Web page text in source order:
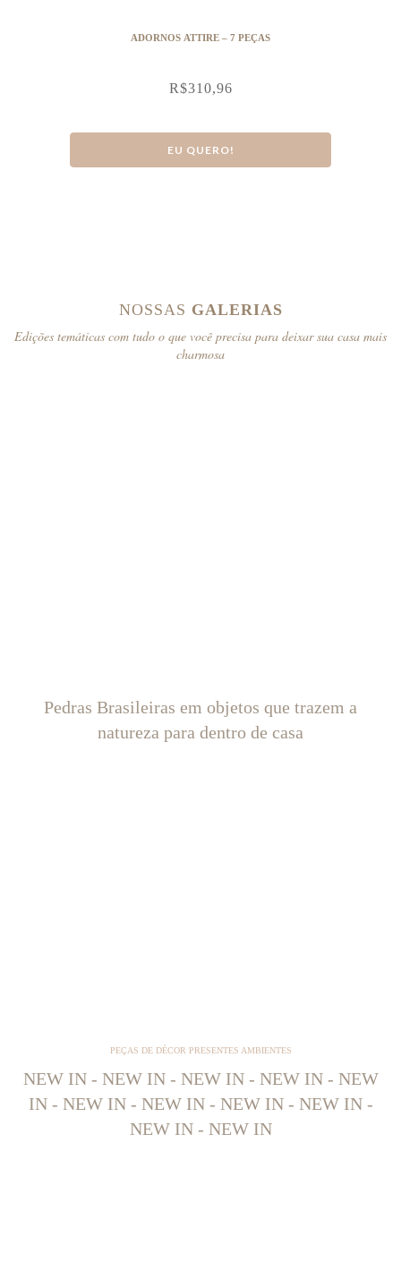
ADORNOS ATTIRE – 7 PEÇAS
R$310,96
EU QUERO!
NOSSAS GALERIAS
Edições temáticas com tudo o que você precisa para deixar sua casa mais
charmosa
Pedras Brasileiras em objetos que trazem a
natureza para dentro de casa
PEÇAS DE DÉCOR PRESENTES AMBIENTES
NEW IN - NEW IN - NEW IN - NEW IN - NEW
IN - NEW IN - NEW IN - NEW IN - NEW IN -
NEW IN - NEW IN